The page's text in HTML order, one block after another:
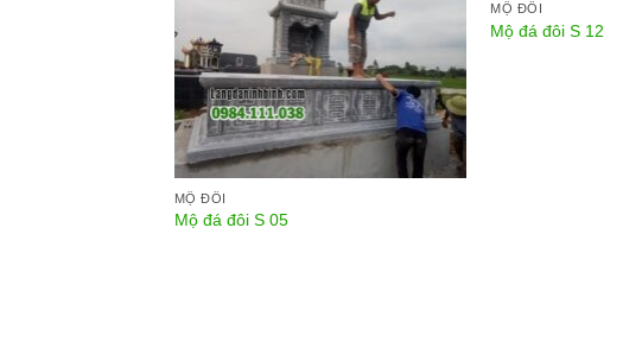
MỘ ĐÔI
Mộ đá đôi S 05
MỘ ĐÔI
Mộ đá đôi S 12